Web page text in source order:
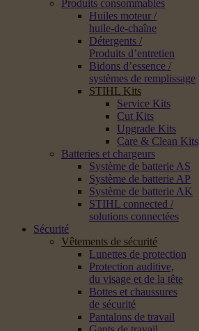
Produits consommables
Huiles moteur /
huile-de-chaîne
Détergents /
Produits d’entretien
Bidons d’essence /
systèmes de remplissage
STIHL Kits
Service Kits
Cut Kits
Upgrade Kits
Care & Clean Kits
Batteries et chargeurs
Système de batterie AS
Système de batterie AP
Système de batterie AK
STIHL connected /
solutions connectées
Sécurité
Vêtements de sécurité
Lunettes de protection
Protection auditive,
du visage et de la tête
Bottes et chaussures
de sécurité
Pantalons de travail